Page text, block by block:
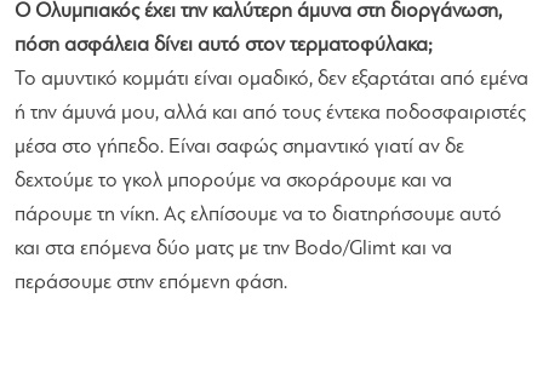
Ο Ολυμπιακός έχει την καλύτερη άμυνα στη διοργάνωση,
πόση ασφάλεια δίνει αυτό στον τερματοφύλακα;
Το αμυντικό κομμάτι είναι ομαδικό, δεν εξαρτάται από εμένα
ή την άμυνά μου, αλλά και από τους έντεκα ποδοσφαιριστές
μέσα στο γήπεδο. Είναι σαφώς σημαντικό γιατί αν δε
δεχτούμε το γκολ μπορούμε να σκοράρουμε και να
πάρουμε τη νίκη. Ας ελπίσουμε να το διατηρήσουμε αυτό
και στα επόμενα δύο ματς με την Bodo/Glimt και να
περάσουμε στην επόμενη φάση.